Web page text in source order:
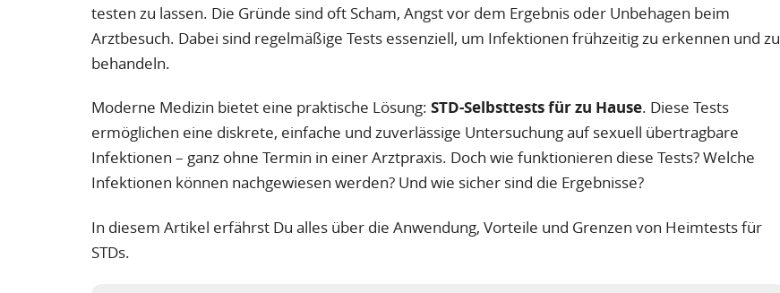
testen zu lassen. Die Gründe sind oft Scham, Angst vor dem Ergebnis oder Unbehagen beim
Arztbesuch. Dabei sind regelmäßige Tests essenziell, um Infektionen frühzeitig zu erkennen und zu
behandeln.
Moderne Medizin bietet eine praktische Lösung: STD-Selbsttests für zu Hause. Diese Tests
ermöglichen eine diskrete, einfache und zuverlässige Untersuchung auf sexuell übertragbare
Infektionen – ganz ohne Termin in einer Arztpraxis. Doch wie funktionieren diese Tests? Welche
Infektionen können nachgewiesen werden? Und wie sicher sind die Ergebnisse?
In diesem Artikel erfährst Du alles über die Anwendung, Vorteile und Grenzen von Heimtests für
STDs.